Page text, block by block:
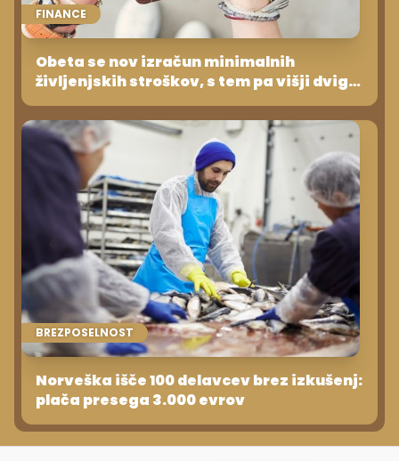
FINANCE
Obeta se nov izračun minimalnih
življenjskih stroškov, s tem pa višji dvig
minimalne plače
BREZPOSELNOST
Norveška išče 100 delavcev brez izkušenj:
plača presega 3.000 evrov